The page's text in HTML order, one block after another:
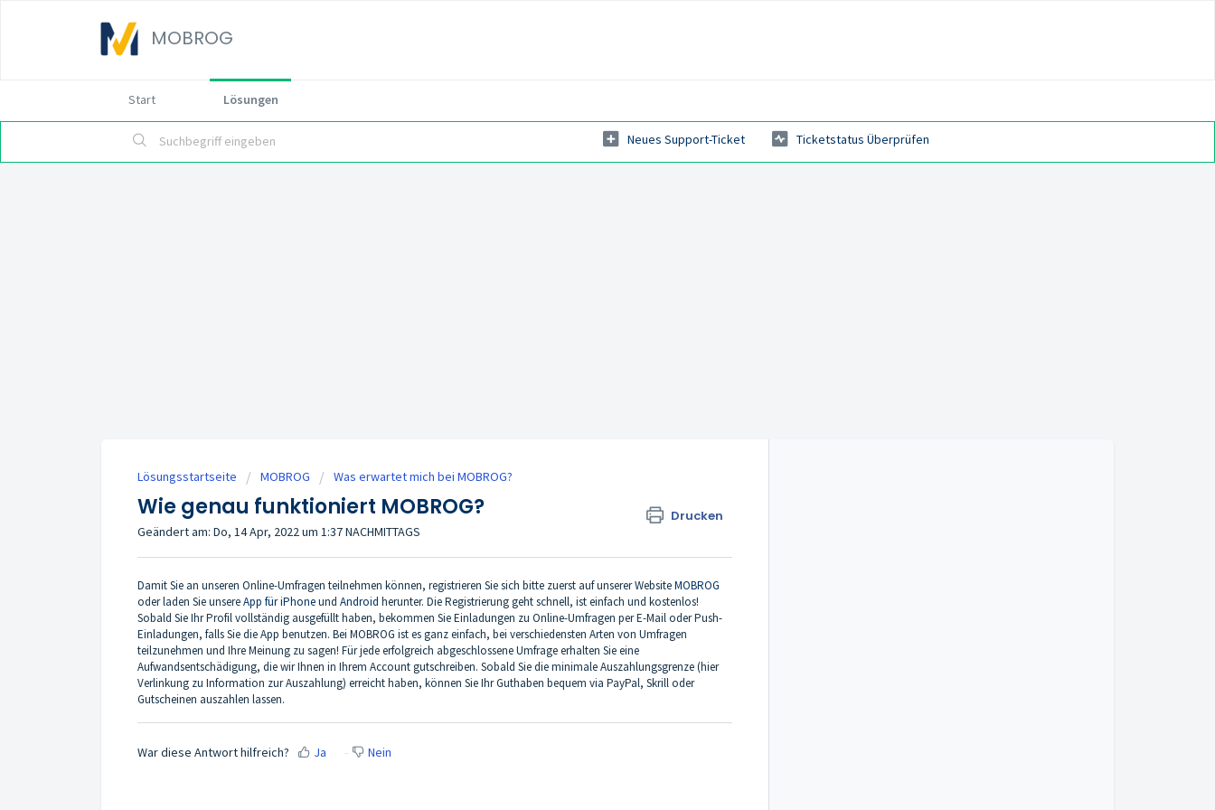
MOBROG
Start Lösungen
Neues Support-Ticket Ticketstatus Überprüfen
Lösungsstartseite MOBROG Was erwartet mich bei MOBROG?
Wie genau funktioniert MOBROG? Drucken
Geändert am: Do, 14 Apr, 2022 um 1:37 NACHMITTAGS
Damit Sie an unseren Online-Umfragen teilnehmen können, registrieren Sie sich bitte zuerst auf unserer WebsiteMOBROG
oder laden Sie unsereApp für iPhoneund Android herunter. Die Registrierung geht schnell, ist einfach und kostenlos!
Sobald Sie Ihr Profil vollständig ausgefüllt haben, bekommen Sie Einladungen zu Online-Umfragen per E-Mail oder Push-
Einladungen, falls Sie die App benutzen. Bei MOBROG ist es ganz einfach, bei verschiedensten Arten von Umfragen
teilzunehmen und Ihre Meinung zu sagen! Für jede erfolgreich abgeschlossene Umfrage erhalten Sie eine
Aufwandsentschädigung, die wir Ihnen in Ihrem Account gutschreiben. Sobald Sie die minimale Auszahlungsgrenze (hier
Verlinkung zu Information zur Auszahlung) erreicht haben, können Sie Ihr Guthaben bequem via PayPal, Skrill oder
Gutscheinen auszahlen lassen.
War diese Antwort hilfreich? Ja Nein